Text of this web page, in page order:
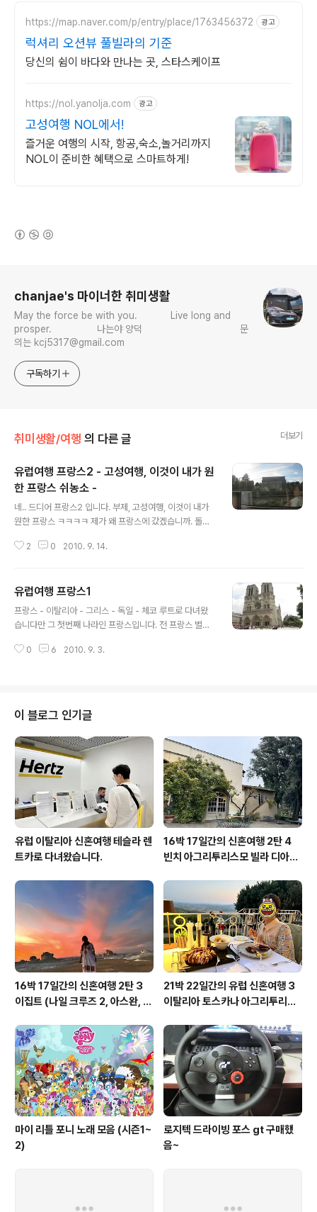
https://map.naver.com/p/entry/place/1763456372 광고
럭셔리 오션뷰 풀빌라의 기준
당신의 쉼이 바다와 만나는 곳, 스타스케이프
https://nol.yanolja.com 광고
고성여행 NOL에서!
즐거운 여행의 시작, 항공,숙소,놀거리까지
NOL이 준비한 혜택으로 스마트하게!
chanjae's 마이너한 취미생활
May the force be with you. Live long and
prosper. 나는야 양덕 문
의는 kcj5317@gmail.com
구독하기
취미생활/여행 의 다른 글 더보기
유럽여행 프랑스2 - 고성여행, 이것이 내가 원
한 프랑스 쉬농소 -
네.. 드디어 프랑스2 입니다. 부제, 고성여행, 이것이 내가
원한 프랑스 ㅋㅋㅋㅋ 제가 왜 프랑스에 갔겠습니까. 돌떵
핳 성만있다면 미친듯이 걸어다닐수도있어 아하하하하하
고성님이시니까아아!! 역시나 스압때문에 폴딩~! ㅋㅋ 프
랑스의 고성은 르와르지방에 어어어어엄청나게 많아요. 그
래서 파리를 떠나 르와르지방으로 가야하구요. 현지투어가
아하하하핳 요로코롬 이상하게도 2등석보다 싼 1등석에서
2 0 2010. 9. 14.
유럽여행 프랑스1
프랑스 - 이탈리아 - 그리스 - 독일 - 체코 루트로 다녀왔
습니다만 그 첫번째 나라인 프랑스입니다. 전 프랑스 별로
부심에쩔어서 영어도 안통하고 동양인 캐무시하고 그리고
사진찍었는데 뭔지 기억안나는것도 있는.......ㅋㅋㅋㅋㅋㅋ
ㅋㅋㅋㅋㅋㅋㅋㅋㅋㅋㅋㅋㅋㅋㅋㅋㅋㅋㅋㅋㅋ 여동생이
프랑스에서 살 집을 알아 봐주시기로 한 분의 집에서 5일
간 지냈었습니다. RER과 메트로를 타고 1시간 10분가까이
걸리는 noisel 인가 어쩌고... 였구요. 디즈니랜드근처던
가;; ㅋㅋㅋ 아무튼 시내랑 ..
0 6 2010. 9. 3.
이 블로그 인기글
유럽 이탈리아 신혼여행 테슬라 렌
트카로 다녀왔습니다.
16박 17일간의 신혼여행 2탄 4
빈치 아그리투리스모 빌라 디아넬
16박 17일간의 신혼여행 2탄 3
이집트 (나일 크루즈 2, 아스완, 아
21박 22일간의 유럽 신혼여행 3
이탈리아 토스카나 아그리투리스
마이 리틀 포니 노래 모음 (시즌1~
2)
로지텍 드라이빙 포스 gt 구매했
음~